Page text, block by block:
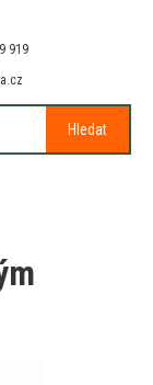
Hledat
919